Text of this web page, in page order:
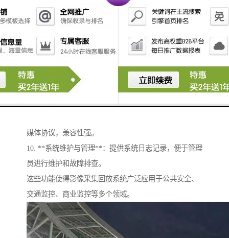
6. **多用户管理**：支持多用户权限管理，确保不同用
户根据角色权限访问不同的数据和功能。
7. **图像处理与分析**：集成图像处理技术（如人脸识
别、车牌识别等），提供更智能的分析功能。
8. **远程访问**：支持通过网络远程访问系统，用户可
以在地点通过移动设备或计算机查看实时影像或历史记
录。
媒体协议，兼容性强。
10. **系统维护与管理**：提供系统日志记录，便于管理
员进行维护和故障排查。
这些功能使得影像采集回放系统广泛应用于公共安全、
交通监控、商业监控等多个领域。